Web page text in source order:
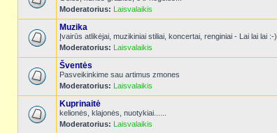
Moderatorius: Laisvalaikis
Muzika
Įvairūs atlikėjai, muzikiniai stiliai, koncertai, renginiai - Lai lai lai :-)
Moderatorius: Laisvalaikis
Šventės
Pasveikinkime sau artimus zmones
Moderatorius: Laisvalaikis
Kuprinaitė
kelionės, klajonės, nuotykiai......
Moderatorius: Laisvalaikis